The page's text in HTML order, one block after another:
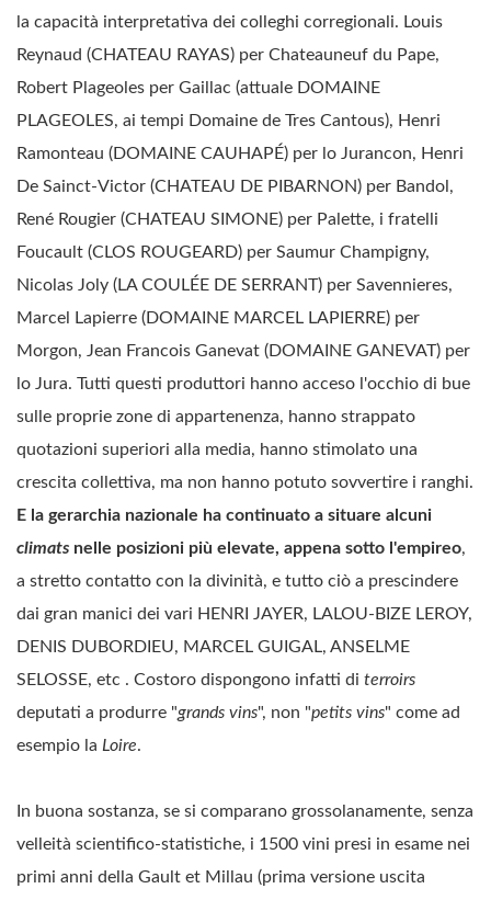
la capacità interpretativa dei colleghi corregionali. Louis
Reynaud (CHATEAU RAYAS) per Chateauneuf du Pape,
Robert Plageoles per Gaillac (attuale DOMAINE
PLAGEOLES, ai tempi Domaine de Tres Cantous), Henri
Ramonteau (DOMAINE CAUHAPÉ) per lo Jurancon, Henri
De Sainct-Victor (CHATEAU DE PIBARNON) per Bandol,
René Rougier (CHATEAU SIMONE) per Palette, i fratelli
Foucault (CLOS ROUGEARD) per Saumur Champigny,
Nicolas Joly (LA COULÉE DE SERRANT) per Savennieres,
Marcel Lapierre (DOMAINE MARCEL LAPIERRE) per
Morgon, Jean Francois Ganevat (DOMAINE GANEVAT) per
lo Jura. Tutti questi produttori hanno acceso l'occhio di bue
sulle proprie zone di appartenenza, hanno strappato
quotazioni superiori alla media, hanno stimolato una
crescita collettiva, ma non hanno potuto sovvertire i ranghi.
E la gerarchia nazionale ha continuato a situare alcuni
climats nelle posizioni più elevate, appena sotto l'empireo,
a stretto contatto con la divinità, e tutto ciò a prescindere
dai gran manici dei vari HENRI JAYER, LALOU-BIZE LEROY,
DENIS DUBORDIEU, MARCEL GUIGAL, ANSELME
SELOSSE, etc . Costoro dispongono infatti di terroirs
deputati a produrre "grands vins", non "petits vins" come ad
esempio la Loire.
In buona sostanza, se si comparano grossolanamente, senza
velleità scientifico-statistiche, i 1500 vini presi in esame nei
primi anni della Gault et Millau (prima versione uscita